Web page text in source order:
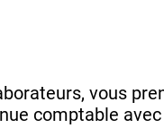
vous
comptable